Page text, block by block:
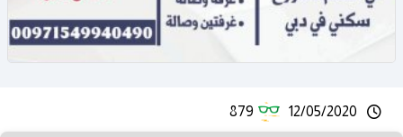
12/05/2020
879